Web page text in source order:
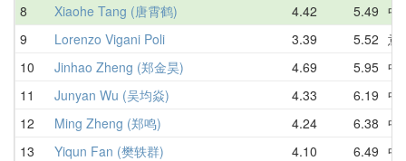
8
Xiaohe Tang (唐霄鹤) 4.42 5.49 中
9
Lorenzo Vigani Poli 3.39 5.52 意
10
Jinhao Zheng (郑金昊) 4.69 5.95 中
11
Junyan Wu (吴均焱) 4.33 6.19 中
12
Ming Zheng (郑鸣) 4.24 6.38 中
13
Yiqun Fan (樊轶群) 4.10 6.49 中